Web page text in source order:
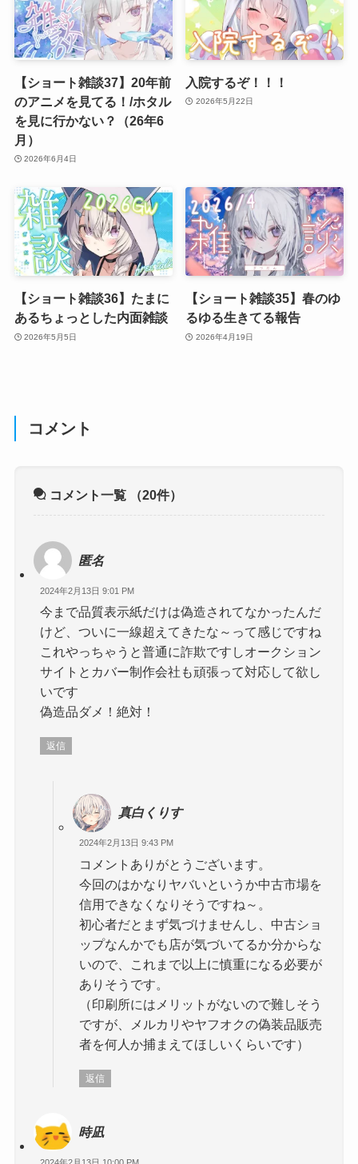
【ショート雑談37】20年前
のアニメを見てる！/ホタル
を見に行かない？（26年6
月）
2026年6月4日
入院するぞ！！！
2026年5月22日
【ショート雑談36】たまに
あるちょっとした内面雑談
2026年5月5日
【ショート雑談35】春のゆ
るゆる生きてる報告
2026年4月19日
コメント
コメント一覧 （20件）
匿名
2024年2月13日 9:01 PM
今まで品質表示紙だけは偽造されてなかったんだ
けど、ついに一線超えてきたな～って感じですね
これやっちゃうと普通に詐欺ですしオークション
サイトとカバー制作会社も頑張って対応して欲し
いです
偽造品ダメ！絶対！
返信
真白くりす
2024年2月13日 9:43 PM
コメントありがとうございます。
今回のはかなりヤバいというか中古市場を
信用できなくなりそうですね～。
初心者だとまず気づけませんし、中古ショ
ップなんかでも店が気づいてるか分からな
いので、これまで以上に慎重になる必要が
ありそうです。
（印刷所にはメリットがないので難しそう
ですが、メルカリやヤフオクの偽装品販売
者を何人か捕まえてほしいくらいです）
返信
時凪
2024年2月13日 10:00 PM